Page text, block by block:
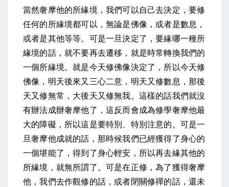
當然奢摩他的所緣境，我們可以自己去決定，要修
任何的所緣境都可以，無論是佛像，或者是數息，
或者是其他等等。可是一旦決定了，要緣哪一種所
緣境的話，就不要再去遷移，就是時常轉換我們的
一個所緣境。就是今天修佛像決定了，所以今天修
佛像，明天後來又三心二意，明天又修數息，那後
天又修無常，大後天又修無我。這樣的話我們就沒
有辦法成辦奢摩他了，這反而會成為修學奢摩他最
大的障礙，所以這是要特別、特別注意的。可是一
旦奢摩他成就的話，那時候我們已經獲得了身心的
一個堪能了，得到了身心輕安，所以再去緣其他的
所緣境，就無所謂了。可是在正修，為了獲得奢摩
他，我們去作觀修的話，或者閉關修禪的話，還未